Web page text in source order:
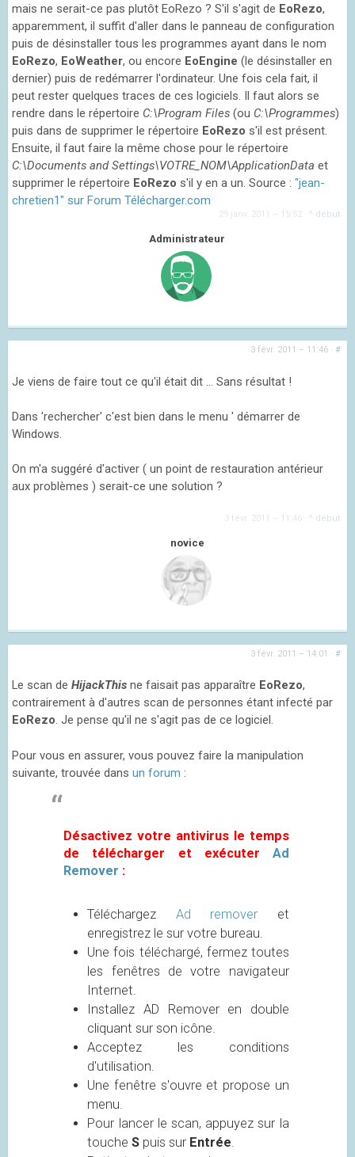
mais ne serait-ce pas plutôt EoRezo ? S'il s'agit de EoRezo,
apparemment, il suffit d'aller dans le panneau de configuration
puis de désinstaller tous les programmes ayant dans le nom
EoRezo, EoWeather, ou encore EoEngine (le désinstaller en
dernier) puis de redémarrer l'ordinateur. Une fois cela fait, il
peut rester quelques traces de ces logiciels. Il faut alors se
rendre dans le répertoire C:\Program Files (ou C:\Programmes)
puis dans de supprimer le répertoire EoRezo s'il est présent.
Ensuite, il faut faire la même chose pour le répertoire
C:\Documents and Settings\VOTRE_NOM\ApplicationData et
supprimer le répertoire EoRezo s'il y en a un. Source : "jean-
chretien1" sur Forum Télécharger.com
29 janv. 2011 – 15:52 ^ début
Administrateur
3 févr. 2011 – 11:46 · #
Je viens de faire tout ce qu'il était dit ... Sans résultat !
Dans 'rechercher' c'est bien dans le menu ' démarrer de
Windows.
On m'a suggéré d'activer ( un point de restauration antérieur
aux problèmes ) serait-ce une solution ?
3 févr. 2011 – 11:46 ^ début
novice
3 févr. 2011 – 14:01 · #
Le scan de HijackThis ne faisait pas apparaître EoRezo,
contrairement à d'autres scan de personnes étant infecté par
EoRezo. Je pense qu'il ne s'agit pas de ce logiciel.
Pour vous en assurer, vous pouvez faire la manipulation
suivante, trouvée dans un forum :
Désactivez votre antivirus le temps
de télécharger et exécuter Ad
Remover :
Téléchargez Ad remover et
enregistrez le sur votre bureau.
Une fois téléchargé, fermez toutes
les fenêtres de votre navigateur
Internet.
Installez AD Remover en double
cliquant sur son icône.
Acceptez les conditions
d'utilisation.
Une fenêtre s'ouvre et propose un
menu.
Pour lancer le scan, appuyez sur la
toucheS puis sur Entrée.